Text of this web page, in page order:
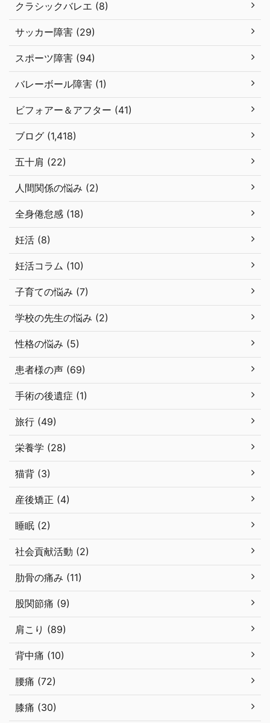
クラシックバレエ (8)
サッカー障害 (29)
スポーツ障害 (94)
バレーボール障害 (1)
ビフォアー＆アフター (41)
ブログ (1,418)
五十肩 (22)
人間関係の悩み (2)
全身倦怠感 (18)
妊活 (8)
妊活コラム (10)
子育ての悩み (7)
学校の先生の悩み (2)
性格の悩み (5)
患者様の声 (69)
手術の後遺症 (1)
旅行 (49)
栄養学 (28)
猫背 (3)
産後矯正 (4)
睡眠 (2)
社会貢献活動 (2)
肋骨の痛み (11)
股関節痛 (9)
肩こり (89)
背中痛 (10)
腰痛 (72)
膝痛 (30)